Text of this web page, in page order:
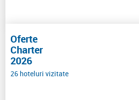
Oferte
Charter
2026
26 hoteluri vizitate